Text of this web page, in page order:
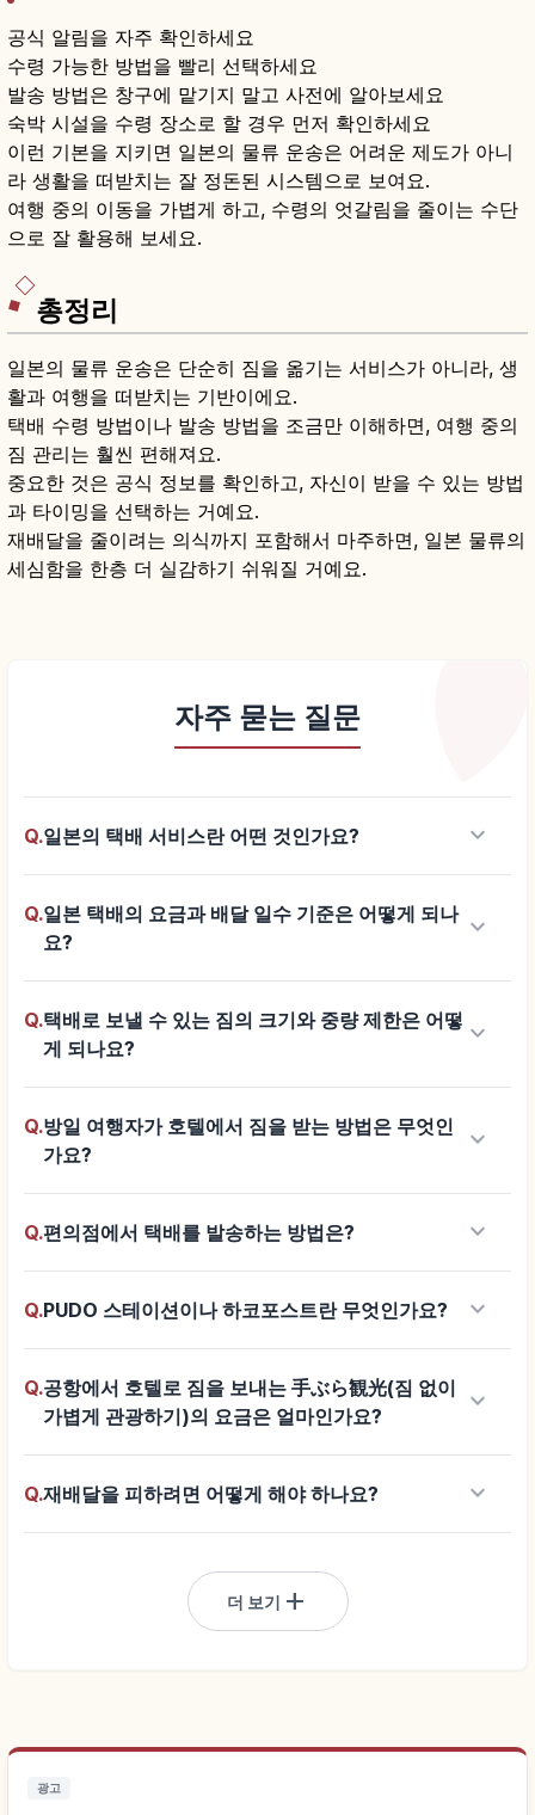
공식 알림을 자주 확인하세요
수령 가능한 방법을 빨리 선택하세요
발송 방법은 창구에 맡기지 말고 사전에 알아보세요
숙박 시설을 수령 장소로 할 경우 먼저 확인하세요
이런 기본을 지키면 일본의 물류 운송은 어려운 제도가 아니
라 생활을 떠받치는 잘 정돈된 시스템으로 보여요.
여행 중의 이동을 가볍게 하고, 수령의 엇갈림을 줄이는 수단
으로 잘 활용해 보세요.
총정리
일본의 물류 운송은 단순히 짐을 옮기는 서비스가 아니라, 생
활과 여행을 떠받치는 기반이에요.
택배 수령 방법이나 발송 방법을 조금만 이해하면, 여행 중의
짐 관리는 훨씬 편해져요.
중요한 것은 공식 정보를 확인하고, 자신이 받을 수 있는 방법
과 타이밍을 선택하는 거예요.
재배달을 줄이려는 의식까지 포함해서 마주하면, 일본 물류의
세심함을 한층 더 실감하기 쉬워질 거예요.
자주 묻는 질문
Q.일본의 택배 서비스란 어떤 것인가요? keyboard_arrow_down
Q.일본 택배의 요금과 배달 일수 기준은 어떻게 되나
요?
keyboard_arrow_down
Q.택배로 보낼 수 있는 짐의 크기와 중량 제한은 어떻
게 되나요?
keyboard_arrow_down
Q.방일 여행자가 호텔에서 짐을 받는 방법은 무엇인
가요?
keyboard_arrow_down
Q.편의점에서 택배를 발송하는 방법은? keyboard_arrow_down
Q.PUDO 스테이션이나 하코포스트란 무엇인가요? keyboard_arrow_down
Q.공항에서 호텔로 짐을 보내는 手ぶら観光(짐 없이
가볍게 관광하기)의 요금은 얼마인가요?
keyboard_arrow_down
Q.재배달을 피하려면 어떻게 해야 하나요? keyboard_arrow_down
더 보기 add
광고